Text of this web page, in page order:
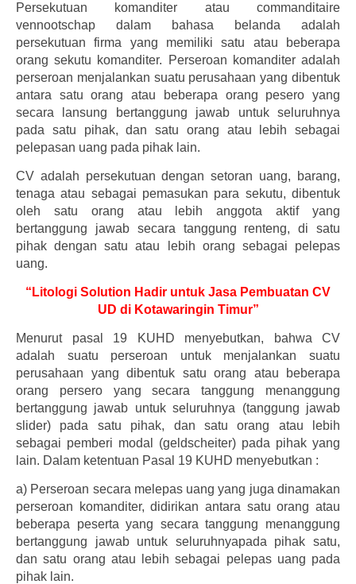
Persekutuan komanditer atau commanditaire
vennootschap dalam bahasa belanda adalah
persekutuan firma yang memiliki satu atau beberapa
orang sekutu komanditer. Perseroan komanditer adalah
perseroan menjalankan suatu perusahaan yang dibentuk
antara satu orang atau beberapa orang pesero yang
secara lansung bertanggung jawab untuk seluruhnya
pada satu pihak, dan satu orang atau lebih sebagai
pelepasan uang pada pihak lain.
CV adalah persekutuan dengan setoran uang, barang,
tenaga atau sebagai pemasukan para sekutu, dibentuk
oleh satu orang atau lebih anggota aktif yang
bertanggung jawab secara tanggung renteng, di satu
pihak dengan satu atau lebih orang sebagai pelepas
uang.
“Litologi Solution Hadir untuk Jasa Pembuatan CV
UD di Kotawaringin Timur”
Menurut pasal 19 KUHD menyebutkan, bahwa CV
adalah suatu perseroan untuk menjalankan suatu
perusahaan yang dibentuk satu orang atau beberapa
orang persero yang secara tanggung menanggung
bertanggung jawab untuk seluruhnya (tanggung jawab
slider) pada satu pihak, dan satu orang atau lebih
sebagai pemberi modal (geldscheiter) pada pihak yang
lain. Dalam ketentuan Pasal 19 KUHD menyebutkan :
a) Perseroan secara melepas uang yang juga dinamakan
perseroan komanditer, didirikan antara satu orang atau
beberapa peserta yang secara tanggung menanggung
bertanggung jawab untuk seluruhnyapada pihak satu,
dan satu orang atau lebih sebagai pelepas uang pada
pihak lain.